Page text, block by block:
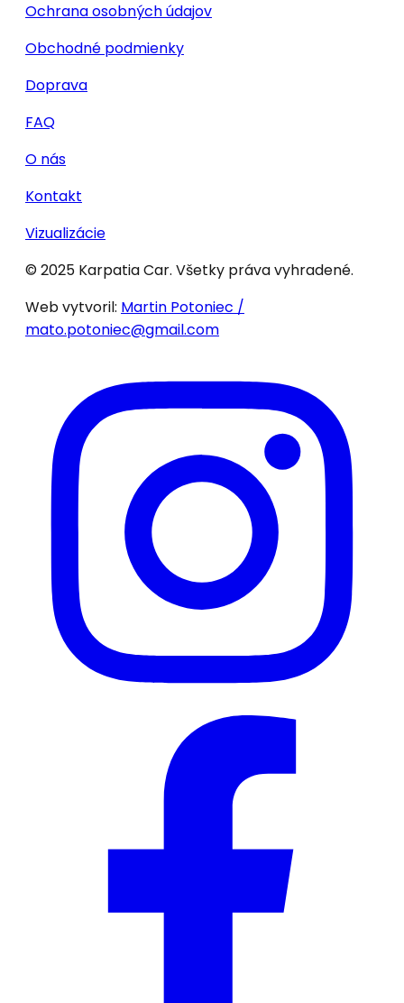
Ochrana osobných údajov
Obchodné podmienky
Doprava
FAQ
O nás
Kontakt
Vizualizácie
© 2025 Karpatia Car. Všetky práva vyhradené.
Web vytvoril: Martin Potoniec /
mato.potoniec@gmail.com